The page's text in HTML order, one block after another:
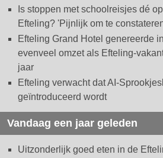
Is stoppen met schoolreisjes dé
Efteling? 'Pijnlijk om te
Efteling Grand Hotel genereerde
evenveel omzet als Efteling-
jaar
Efteling verwacht dat AI-
geïntroduceerd wordt
Vandaag een jaar geleden
Uitzonderlijk goed eten in de